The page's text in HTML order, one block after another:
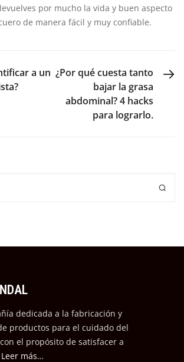
por mucho la vida y buen aspecto
de manera fácil y muy confiable.
a un
NEXT POST
¿Por qué cuesta tanto
bajar la grasa
abdominal? 4 hacks
para lograrlo.
dedicada a la fabricación y
productos para el cuidado del
el propósito de satisfacer a
Leer más…